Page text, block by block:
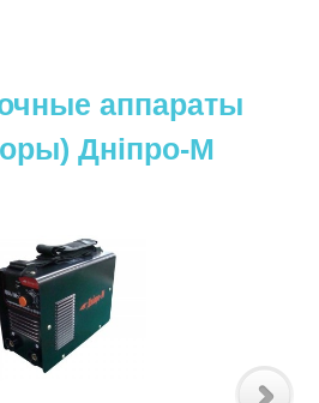
аппараты
Днiпро-М